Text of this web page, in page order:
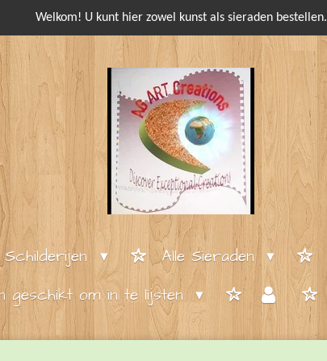
Welkom! U kunt hier zowel kunst als sieraden bestellen.
Schilderijen Alle Sieraden
geschikt om in te lijsten